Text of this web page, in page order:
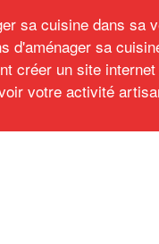
sa cuisine dans sa
d'aménager sa
créer un site
votre activité